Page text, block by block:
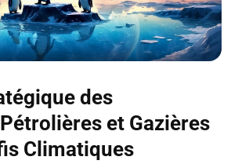
des
et Gazières
Climatiques